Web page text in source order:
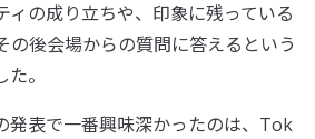
ィの成り立ちや、印象に残っている
の後会場からの質問に答えるという
。
発表で一番興味深かったのは、Tok